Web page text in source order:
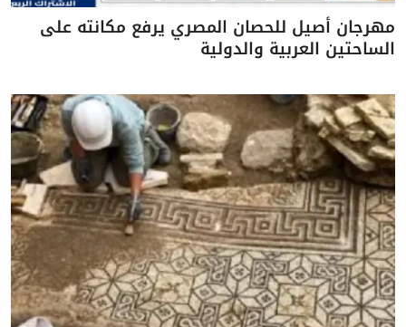
مهرجان أصيل للحصان المصري يرفع مكانته على
الساحتين العربية والدولية